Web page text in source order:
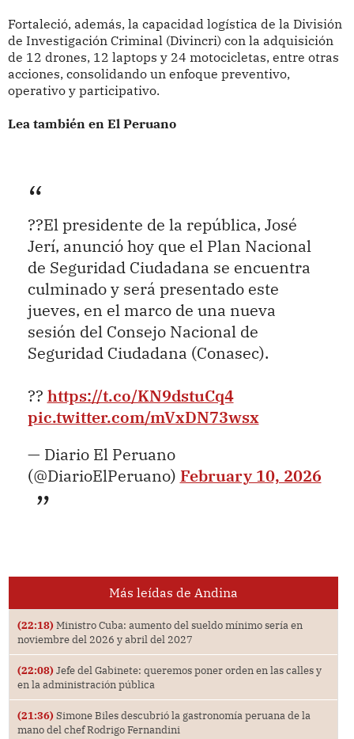
Fortaleció, además, la capacidad logística de la División
de Investigación Criminal (Divincri) con la adquisición
de 12 drones, 12 laptops y 24 motocicletas, entre otras
acciones, consolidando un enfoque preventivo,
operativo y participativo.
Lea también en El Peruano
??El presidente de la república, José
Jerí, anunció hoy que el Plan Nacional
de Seguridad Ciudadana se encuentra
culminado y será presentado este
jueves, en el marco de una nueva
sesión del Consejo Nacional de
Seguridad Ciudadana (Conasec).
?? https://t.co/KN9dstuCq4
pic.twitter.com/mVxDN73wsx
— Diario El Peruano
(@DiarioElPeruano) February 10, 2026
Más leídas de Andina
(22:18) Ministro Cuba: aumento del sueldo mínimo sería en
noviembre del 2026 y abril del 2027
(22:08) Jefe del Gabinete: queremos poner orden en las calles y
en la administración pública
(21:36) Simone Biles descubrió la gastronomía peruana de la
mano del chef Rodrigo Fernandini